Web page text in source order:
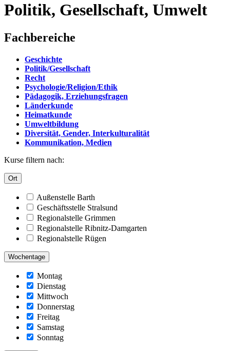
Politik, Gesellschaft, Umwelt
Fachbereiche
Geschichte
Politik/Gesellschaft
Recht
Psychologie/Religion/Ethik
Pädagogik, Erziehungsfragen
Länderkunde
Heimatkunde
Umweltbildung
Diversität, Gender, Interkulturalität
Kommunikation, Medien
Kurse filtern nach:
Ort
Außenstelle Barth
Geschäftsstelle Stralsund
Regionalstelle Grimmen
Regionalstelle Ribnitz-Damgarten
Regionalstelle Rügen
Wochentage
Montag
Dienstag
Mittwoch
Donnerstag
Freitag
Samstag
Sonntag